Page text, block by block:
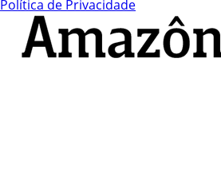
Política de Privacidade